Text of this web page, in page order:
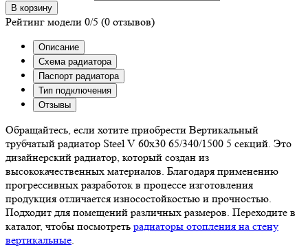
В корзину
Рейтинг модели 0/5 (0 отзывов)
Описание
Схема радиатора
Паспорт радиатора
Тип подключения
Отзывы
Обращайтесь, если хотите приобрести Вертикальный
трубчатый радиатор Steel V 60х30 65/340/1500 5 секций. Это
дизайнерский радиатор, который создан из
высококачественных материалов. Благодаря применению
прогрессивных разработок в процессе изготовления
продукция отличается износостойкостью и прочностью.
Подходит для помещений различных размеров. Переходите в
каталог, чтобы посмотреть радиаторы отопления на стену
вертикальные